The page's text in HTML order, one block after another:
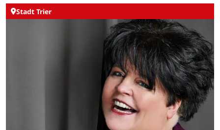
Stadt Trier